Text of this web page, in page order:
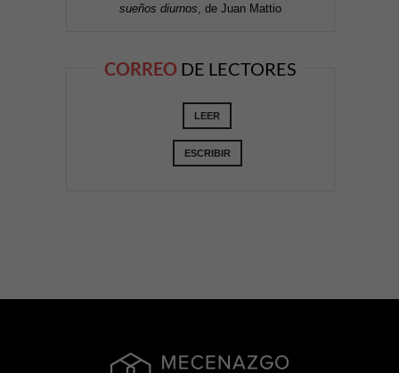
sueños diurnos , de Juan Mattio
CORREO DE LECTORES
LEER
ESCRIBIR